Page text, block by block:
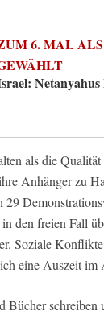
6. MAL
als die
Anhänger zu
29
den freien Fall
Soziale
eine Auszeit im
schreiben